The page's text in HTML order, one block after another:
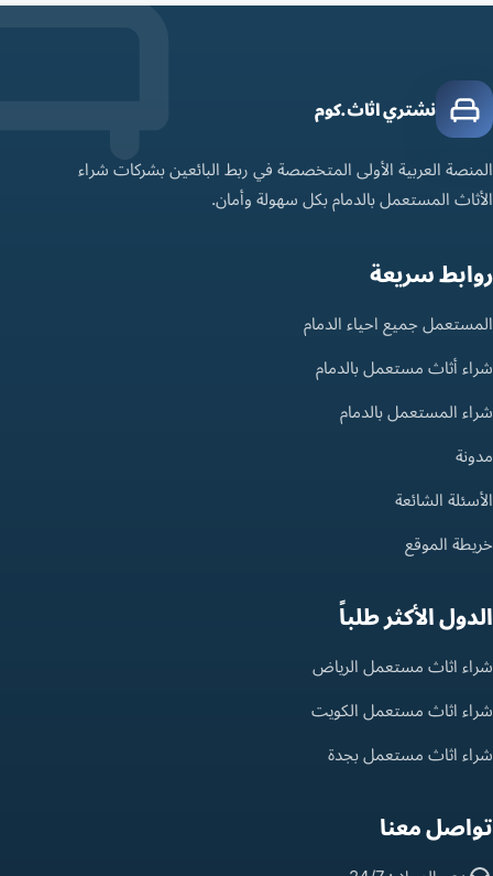
نشتري اثاث.كوم
المنصة العربية الأولى المتخصصة في ربط البائعين بشركات شراء
الأثاث المستعمل بالدمام بكل سهولة وأمان.
روابط سريعة
المستعمل جميع احياء الدمام
شراء أثاث مستعمل بالدمام
شراء المستعمل بالدمام
مدونة
الأسئلة الشائعة
خريطة الموقع
الدول الأكثر طلباً
شراء اثاث مستعمل الرياض
شراء اثاث مستعمل الكويت
شراء اثاث مستعمل بجدة
تواصل معنا